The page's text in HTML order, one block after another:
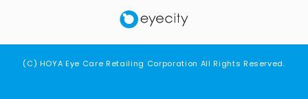
(C) HOYA Eye Care Retailing Corporation All Rights Reserved.